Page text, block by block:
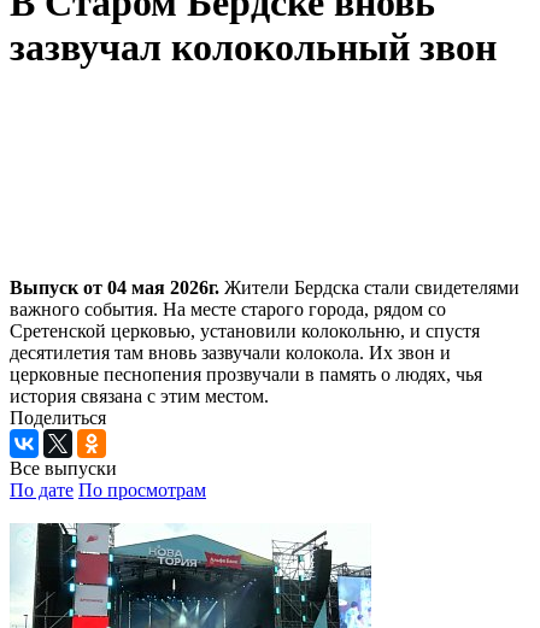
зазвучал колокольный звон
Выпуск от 04 мая 2026г. Жители Бердска стали свидетелями
важного события. На месте старого города, рядом со
Сретенской церковью, установили колокольню, и спустя
десятилетия там вновь зазвучали колокола. Их звон и
церковные песнопения прозвучали в память о людях, чья
история связана с этим местом.
Поделиться
Все выпуски
По дате По просмотрам